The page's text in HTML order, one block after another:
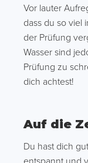
Vor lauter
dass du so viel
der Prüfung
Wasser sind
Prüfung zu
dich achtest!
Auf die
Du hast dich